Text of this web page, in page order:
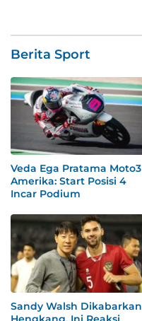
Berita Sport
Veda Ega Pratama Moto3
Amerika: Start Posisi 4
Incar Podium
Sandy Walsh Dikabarkan